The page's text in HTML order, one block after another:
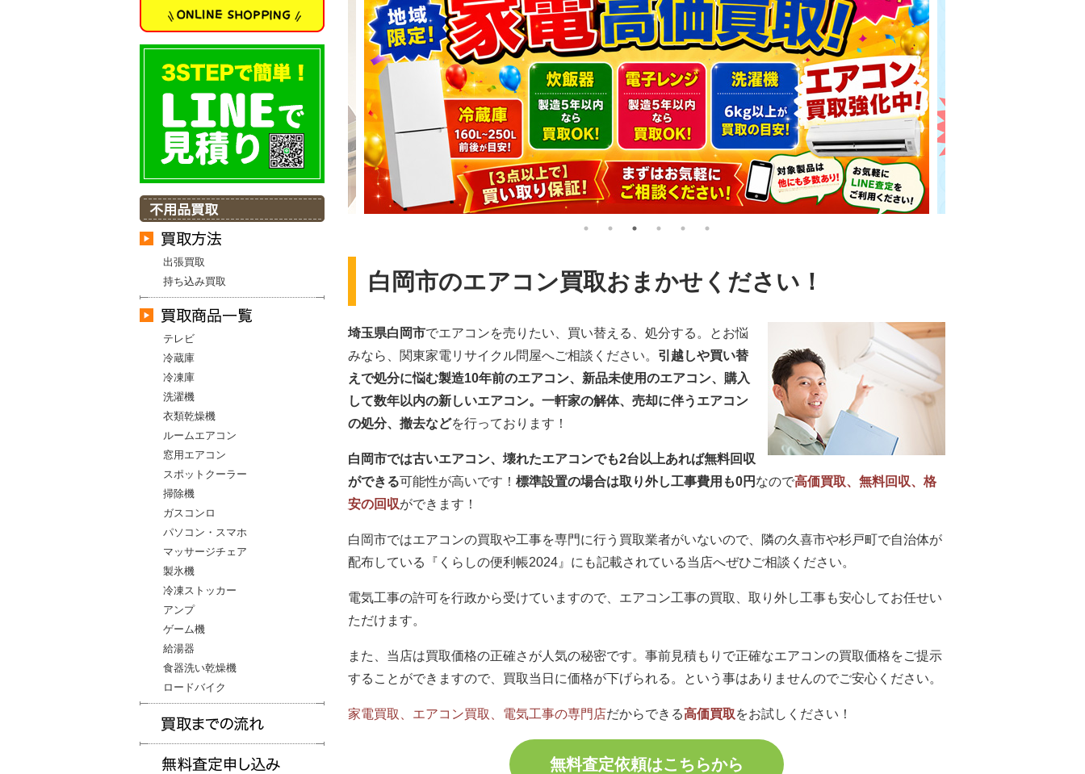
白岡市のエアコン買取おまかせください！
埼玉県白岡市でエアコンを売りたい、買い替える、処分する。とお悩
みなら、関東家電リサイクル問屋へご相談ください。 引越しや買い替
えで処分に悩む製造10年前のエアコン、新品未使用のエアコン、購入
して数年以内の新しいエアコン。一軒家の解体、売却に伴うエアコン
の処分、撤去などを行っております！
白岡市では古いエアコン、壊れたエアコンでも2台以上あれば無料回収
ができる可能性が高いです！ 標準設置の場合は取り外し工事費用も0円 なので高価買取、無料回収、格
安の回収ができます！
白岡市ではエアコンの買取や工事を専門に行う買取業者がいないので、隣の久喜市や杉戸町で自治体が
配布している『くらしの便利帳2024』にも記載されている当店へぜひご相談ください。
電気工事の許可を行政から受けていますので、エアコン工事の買取、取り外し工事も安心してお任せい
ただけます。
また、当店は買取価格の正確さが人気の秘密です。事前見積もりで正確なエアコンの買取価格をご提示
することができますので、買取当日に価格が下げられる。という事はありませんのでご安心ください。
家電買取、エアコン買取、電気工事の専門店だからできる高価買取をお試しください！
無料査定依頼はこちらから
出張買取
持ち込み買取
テレビ
冷蔵庫
冷凍庫
洗濯機
衣類乾燥機
ルームエアコン
窓用エアコン
スポットクーラー
掃除機
ガスコンロ
パソコン・スマホ
マッサージチェア
製氷機
冷凍ストッカー
アンプ
ゲーム機
給湯器
食器洗い乾燥機
ロードバイク